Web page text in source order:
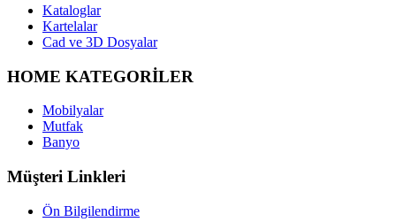
Kataloglar
Kartelalar
Cad ve 3D Dosyalar
HOME KATEGORİLER
Mobilyalar
Mutfak
Banyo
Müşteri Linkleri
Ön Bilgilendirme